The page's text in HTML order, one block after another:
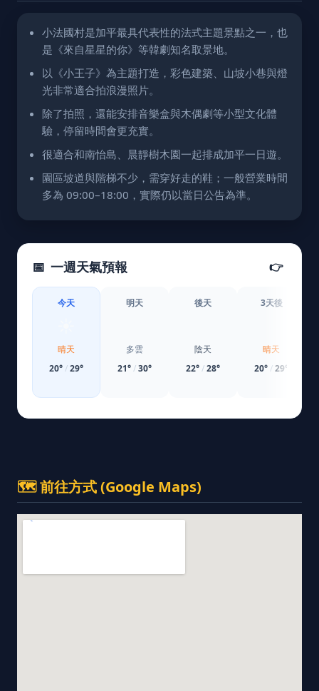
小法國村是加平最具代表性的法式主題景點之一，也
是《來自星星的你》等韓劇知名取景地。
以《小王子》為主題打造，彩色建築、山坡小巷與燈
光非常適合拍浪漫照片。
除了拍照，還能安排音樂盒與木偶劇等小型文化體
驗，停留時間會更充實。
很適合和南怡島、晨靜樹木園一起排成加平一日遊。
園區坡道與階梯不少，需穿好走的鞋；一般營業時間
多為 09:00–18:00，實際仍以當日公告為準。
📅 一週天氣預報 👉
今天
晴天
20°/29°
明天
多雲
21°/30°
後天
陰天
22°/28°
3天後
晴天
20° /29°
🗺️ 前往方式 (Google Maps)